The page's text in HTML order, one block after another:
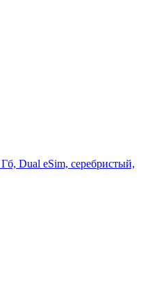
Dual eSim, серебристый,